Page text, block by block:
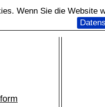
Wenn Sie die Website